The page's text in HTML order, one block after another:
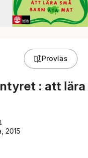
Provläs
: att lära
2015
Totalt antal röster: